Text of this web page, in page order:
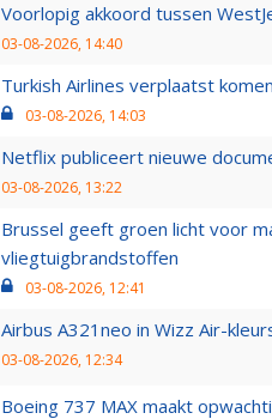
Voorlopig akkoord tussen
03-08-2026, 14:40
Turkish Airlines verplaatst
03-08-2026, 14:03
Netflix publiceert nieuwe
03-08-2026, 13:22
Brussel geeft groen licht voor
vliegtuigbrandstoffen
03-08-2026, 12:41
Airbus A321neo in Wizz Air-
03-08-2026, 12:34
Boeing 737 MAX maakt